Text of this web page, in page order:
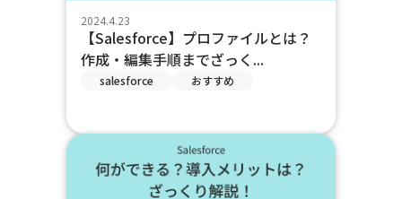
2024.4.23
【Salesforce】プロファイルとは？
作成・編集手順までざっく...
salesforce おすすめ